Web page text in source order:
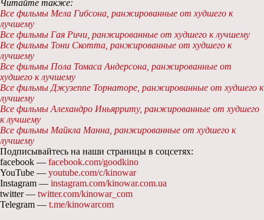
Читайте также:
Все фильмы Мела Гибсона, ранжированные от худшего к
лучшему
Все фильмы Гая Ричи, ранжированные от худшего к лучшему
Все фильмы Тони Скотта, ранжированные от худшего к
лучшему
Все фильмы Пола Томаса Андерсона, ранжированные от
худшего к лучшему
Все фильмы Джузеппе Торнаторе, ранжированные от худшего к
лучшему
Все фильмы Алехандро Иньярриту, ранжированные от худшего
к лучшему
Все фильмы Майкла Манна, ранжированные от худшего к
лучшему
Подписывайтесь на наши страницы в соцсетях:
facebook — facebook.com/goodkino
YouTube — youtube.com/c/kinowar
Instagram — instagram.com/kinowar.com.ua
twitter — twitter.com/kinowar_com
Telegram — t.me/kinowarcom